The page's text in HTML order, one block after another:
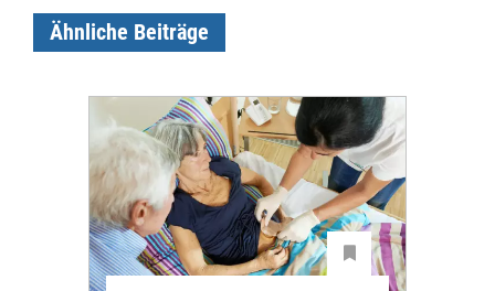
Ähnliche Beiträge